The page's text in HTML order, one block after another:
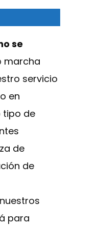
se
marcha
servicio
en
tipo de
de
de
para